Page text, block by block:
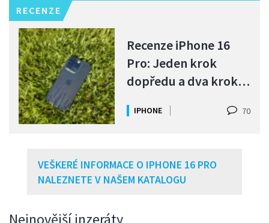
RECENZE
Recenze iPhone 16
Pro: Jeden krok
dopředu a dva kroky
IPHONE 70
VEŠKERÉ INFORMACE O IPHONE 16 PRO
NALEZNETE V NAŠEM KATALOGU
Nejnovější inzeráty